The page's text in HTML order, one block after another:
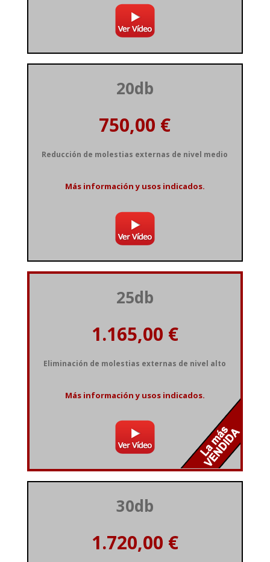
20db
Reducción de molestias externas de nivel medio
Más información y usos indicados.
25db
Eliminación de molestias externas de nivel alto
Más información y usos indicados.
30db